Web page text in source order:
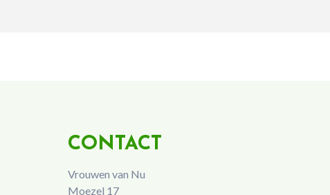
CONTACT
Vrouwen van Nu
Moezel 17